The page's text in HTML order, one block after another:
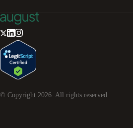
© Copyright 2026. All rights reserved.